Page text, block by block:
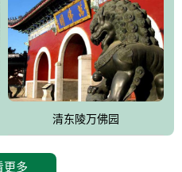
有机融合，充分发挥独一无二
建设旅游景观、寺庙、酒店等综
企业的多元化经营项目相互依
90%。
建筑金宝塔，墓位容量8万个，
提供墓碑设计制作服务、特色
清东陵万佛园
更多